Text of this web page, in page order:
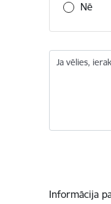
Nē
Ja vēlies,
Informācija